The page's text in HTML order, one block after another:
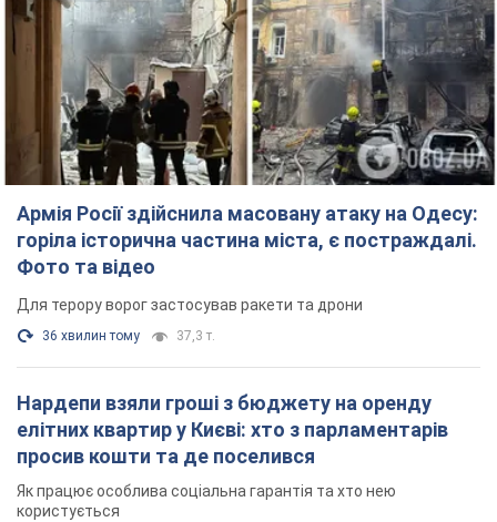
Армія Росії здійснила масовану атаку на Одесу:
горіла історична частина міста, є постраждалі.
Фото та відео
Для терору ворог застосував ракети та дрони
36 хвилин тому 37,3 т.
Нардепи взяли гроші з бюджету на оренду
елітних квартир у Києві: хто з парламентарів
просив кошти та де поселився
Як працює особлива соціальна гарантія та хто нею
користується